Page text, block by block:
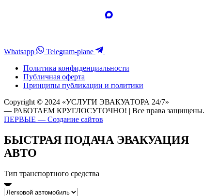
Whatsapp
Telegram-plane
Политика конфиденциальности
Публичная оферта
Принципы публикации и политики
Copyright © 2024 «УСЛУГИ ЭВАКУАТОРА 24/7»
— РАБОТАЕМ КРУГЛОСУТОЧНО! | Все права защищены.
ПЕРВЫЕ — Создание сайтов
БЫСТРАЯ ПОДАЧА ЭВАКУАЦИЯ
АВТО
Тип транспортного средства